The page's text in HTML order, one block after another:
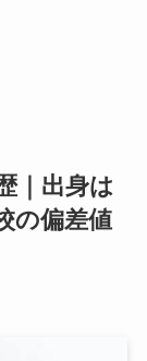
｜出身は
の偏差値